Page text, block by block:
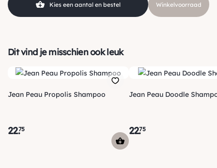
Kies een aantal en bestel Winkelvoorraad
Dit vind je misschien ook leuk
Jean Peau Propolis Shampoo
22.75
Jean Peau Doodle
22.75